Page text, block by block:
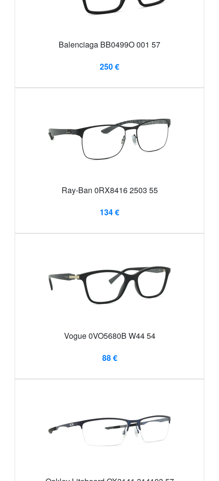
Balenciaga BB0499O 001 57
250 €
Ray-Ban 0RX8416 2503 55
134 €
Vogue 0VO5680B W44 54
88 €